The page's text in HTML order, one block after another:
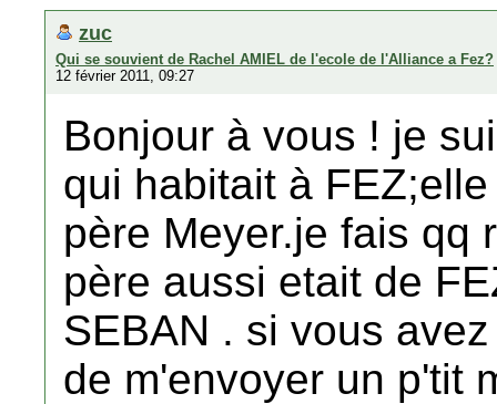
zuc
Qui se souvient de Rachel AMIEL de l'ecole de l'Alliance a Fez?
12 février 2011, 09:27
Bonjour à vous ! je
qui habitait à
père Meyer.je fais qq
père aussi etait de
SEBAN . si vous
de m'envoyer un p'tit